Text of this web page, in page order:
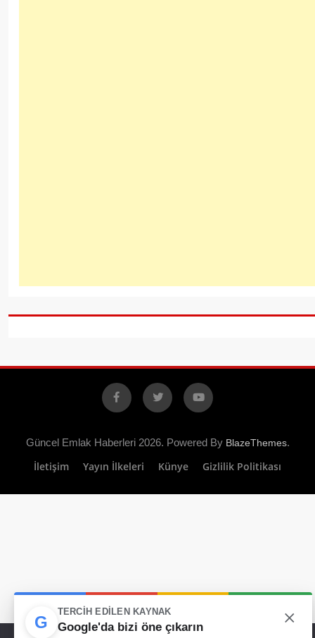
Facebook
X YouTube
Güncel Emlak Haberleri 2026. Powered By BlazeThemes.
İletişim Yayın İlkeleri Künye Gizlilik Politikası
G
TERCIH EDILEN KAYNAK
Google'da bizi öne çıkarın ×